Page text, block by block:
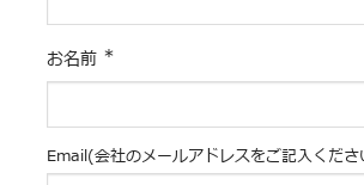
お名前 *
Email(会社のメールアドレスをご記入くださ